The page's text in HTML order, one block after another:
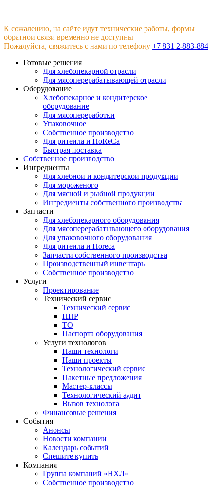
К сожалению, на сайте идут технические работы, формы
обратной связи временно не доступны
Пожалуйста, свяжитесь с нами по телефону +7 831 2-883-884
Готовые решения
Для хлебопекарной отрасли
Для мясоперерабатывающей отрасли
Оборудование
Хлебопекарное и кондитерское
оборудование
Для мясопереработки
Упаковочное
Собственное производство
Для ритейла и HoReCa
Быстрая поставка
Собственное производство
Ингредиенты
Для хлебной и кондитерской продукции
Для мороженого
Для мясной и рыбной продукции
Ингредиенты собственного производства
Запчасти
Для хлебопекарного оборудования
Для мясоперерабатывающего оборудования
Для упаковочного оборудования
Для ритейла и Horeca
Запчасти собственного производства
Производственный инвентарь
Собственное производство
Услуги
Проектирование
Технический сервис
Технический сервис
ПНР
ТО
Паспорта оборудования
Услуги технологов
Наши технологи
Наши проекты
Технологический сервис
Пакетные предложения
Мастер-классы
Технологический аудит
Вызов технолога
Финансовые решения
События
Анонсы
Новости компании
Календарь событий
Спешите купить
Компания
Группа компаний «НХЛ»
Собственное производство